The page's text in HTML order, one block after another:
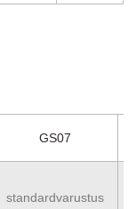
GS07
standardvarustus